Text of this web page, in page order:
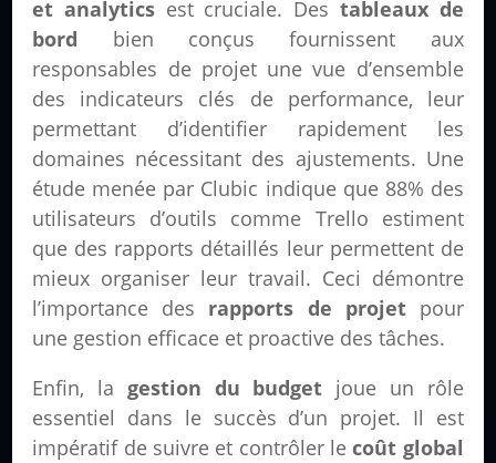
et analytics est cruciale. Des tableaux de
bord bien conçus fournissent aux
responsables de projet une vue d’ensemble
des indicateurs clés de performance, leur
permettant d’identifier rapidement les
domaines nécessitant des ajustements. Une
étude menée par Clubic indique que 88% des
utilisateurs d’outils comme Trello estiment
que des rapports détaillés leur permettent de
mieux organiser leur travail. Ceci démontre
l’importance des rapports de projetpour
une gestion efficace et proactive des tâches.
Enfin, la gestion du budget joue un rôle
essentiel dans le succès d’un projet. Il est
impératif de suivre et contrôler lecoût global